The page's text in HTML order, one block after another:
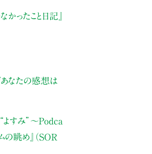
ったこと日記』
あなたの感想は
すみ” 〜Podca
の眺め』（SOR